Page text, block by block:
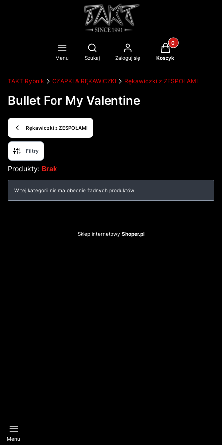
Menu
Otwórz wyszukiwarkę
Szukaj Zaloguj się
Produkty w
Koszyk
TAKT Rybnik CZAPKI & RĘKAWICZKI Rękawiczki z ZESPOŁAMI
Bullet For My Valentine
Rękawiczki z ZESPOŁAMI
Filtry
Produkty: Brak
Lista produktów
W tej kategorii nie ma obecnie żadnych produktów
Sklep internetowy Shoper.pl
Menu